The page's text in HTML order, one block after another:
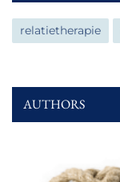
relatietherapie
AUTHORS